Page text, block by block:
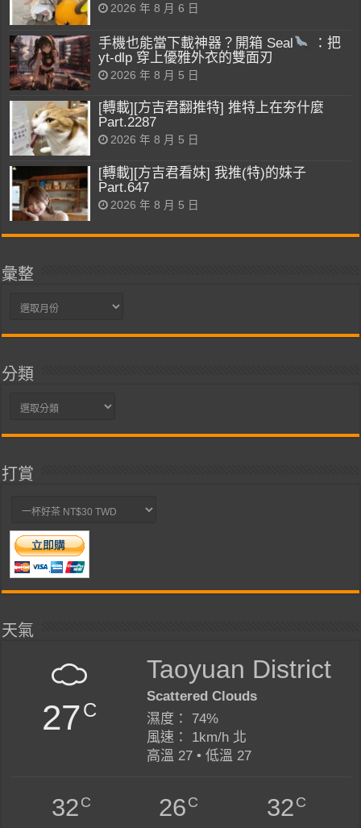
2026 年 8 月 6 日
手機也能當下載神器？開箱 Seal
：把
yt-dlp 穿上優雅外衣的雙面刃
2026 年 8 月 5 日
[轉載][方吉君翻推特] 推特上在夯什麼
Part.2287
2026 年 8 月 5 日
[轉載][方吉君看妹] 我推(特)的妹子
Part.647
2026 年 8 月 5 日
彙整
彙
分類
分
打賞
天氣
27C
Taoyuan District
Scattered Clouds
濕度： 74%
風速： 1km/h 北
高溫 27 • 低溫 27
32C 26C 32C